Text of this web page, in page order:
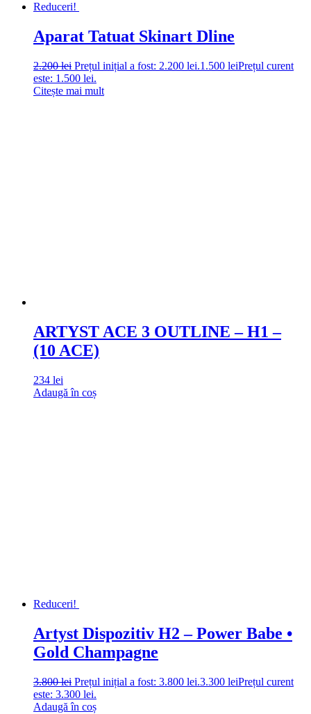
Reduceri!
Aparat Tatuat Skinart Dline
2.200lei Prețul inițial a fost: 2.200 lei.1.500 leiPrețul curent
este: 1.500 lei.
Citește mai mult
ARTYST ACE 3 OUTLINE – H1 –
(10 ACE)
234 lei
Adaugă în coș
Reduceri!
Artyst Dispozitiv H2 – Power Babe •
Gold Champagne
3.800lei Prețul inițial a fost: 3.800 lei.3.300 leiPrețul curent
este: 3.300 lei.
Adaugă în coș